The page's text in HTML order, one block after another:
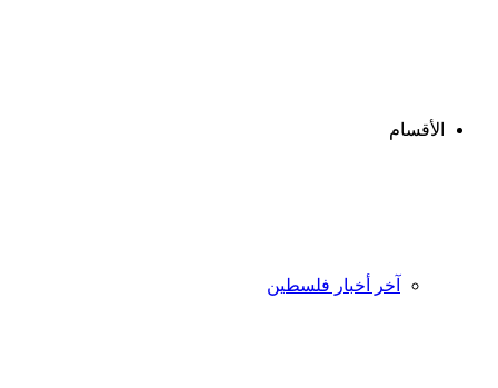
الأقسام
آخر أخبار فلسطين